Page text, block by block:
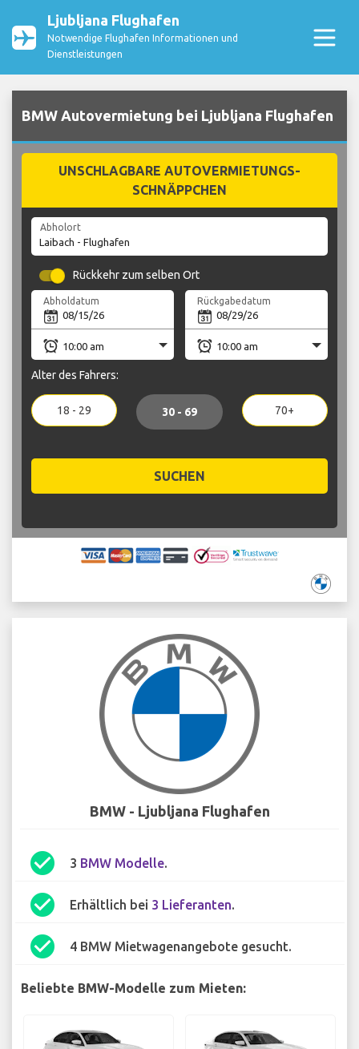
Ljubljana Flughafen
Notwendige Flughafen Informationen und
Dienstleistungen
BMW Autovermietung bei Ljubljana Flughafen
UNSCHLAGBARE AUTOVERMIETUNGS-
SCHNÄPPCHEN
Abholort
Rückkehr zum selben Ort
Abholdatum Rückgabedatum
Alter des Fahrers:
18 - 29 30 - 69 70+
SUCHEN
BMW - Ljubljana Flughafen
check_circle 3 BMW Modelle.
check_circle Erhältlich bei 3 Lieferanten.
check_circle 4 BMW Mietwagenangebote gesucht.
Beliebte BMW-Modelle zum Mieten: